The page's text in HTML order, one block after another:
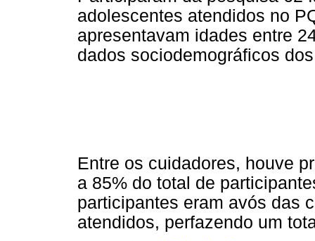
adolescentes atendidos no
apresentavam idades entre
dados sociodemográficos
Entre os cuidadores, houve
a 85% do total de
participantes eram avós das
atendidos, perfazendo um